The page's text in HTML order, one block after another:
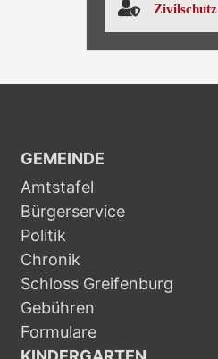
Zivilschutz
GEMEINDE
Amtstafel
Bürgerservice
Politik
Chronik
Schloss Greifenburg
Gebühren
Formulare